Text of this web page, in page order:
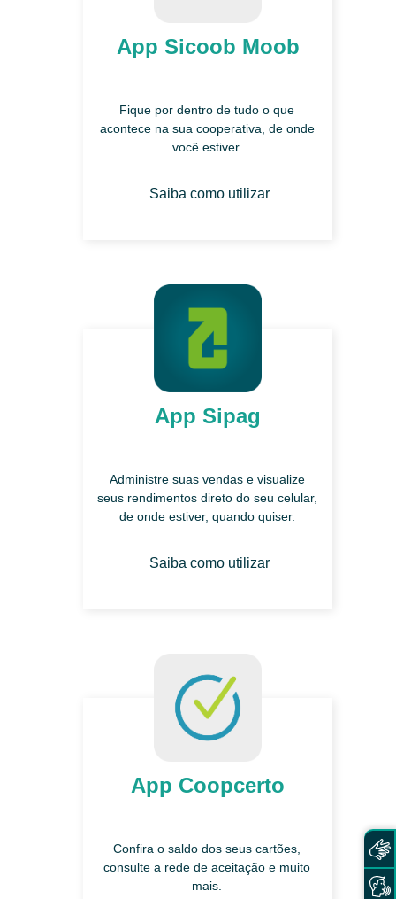
App Sicoob Moob
Fique por dentro de tudo o que
acontece na sua cooperativa, de onde
você estiver.
Saiba como utilizar
App Sipag
Administre suas vendas e visualize
seus rendimentos direto do seu celular,
de onde estiver, quando quiser.
Saiba como utilizar
App Coopcerto
Confira o saldo dos seus cartões,
consulte a rede de aceitação e muito
mais.